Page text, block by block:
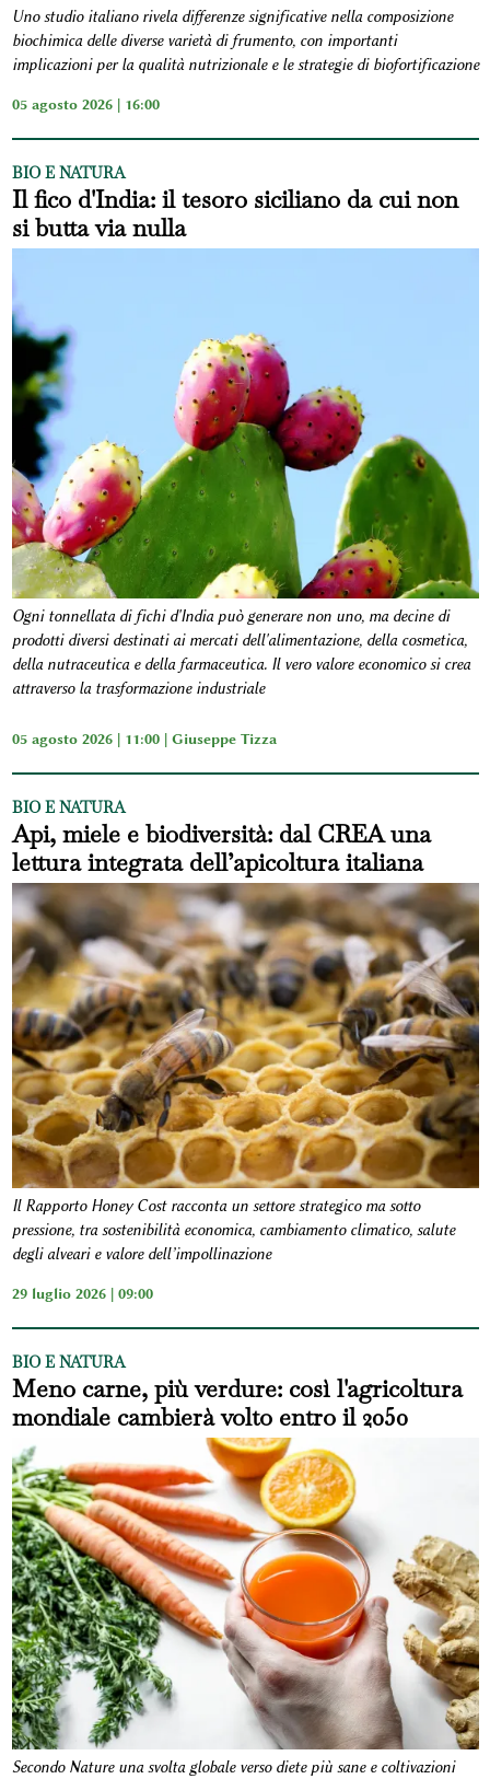
Uno studio italiano rivela differenze significative nella composizione
biochimica delle diverse varietà di frumento, con importanti
implicazioni per la qualità nutrizionale e le strategie di biofortificazione
05 agosto 2026 | 16:00
BIO E NATURA
Il fico d'India: il tesoro siciliano da cui non
si butta via nulla
Ogni tonnellata di fichi d'India può generare non uno, ma decine di
prodotti diversi destinati ai mercati dell'alimentazione, della cosmetica,
della nutraceutica e della farmaceutica. Il vero valore economico si crea
attraverso la trasformazione industriale
05 agosto 2026 | 11:00 | Giuseppe Tizza
BIO E NATURA
Api, miele e biodiversità: dal CREA una
lettura integrata dell’apicoltura italiana
Il Rapporto Honey Cost racconta un settore strategico ma sotto
pressione, tra sostenibilità economica, cambiamento climatico, salute
degli alveari e valore dell’impollinazione
29 luglio 2026 | 09:00
BIO E NATURA
Meno carne, più verdure: così l'agricoltura
mondiale cambierà volto entro il 2050
Secondo Nature una svolta globale verso diete più sane e coltivazioni